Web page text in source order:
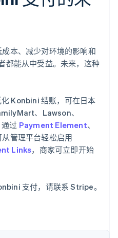
本、减少对环境的影响和
都能从中受益。未来，这种
Konbini 结账，可在日本
、Lawson、
过 Payment Element、
从管理平台轻松启用
Links，商家可立即开始
支付，请联系 Stripe。